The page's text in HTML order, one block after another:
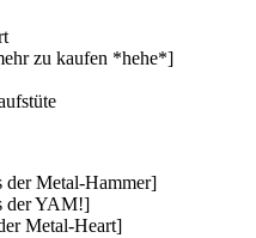
zu kaufen *hehe*]
der Metal-Hammer]
der YAM!]
Metal-Heart]